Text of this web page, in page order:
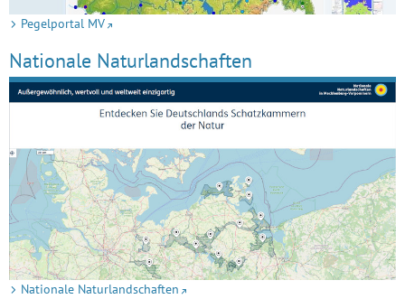
Pegelportal MV
Nationale Naturlandschaften
Nationale Naturlandschaften